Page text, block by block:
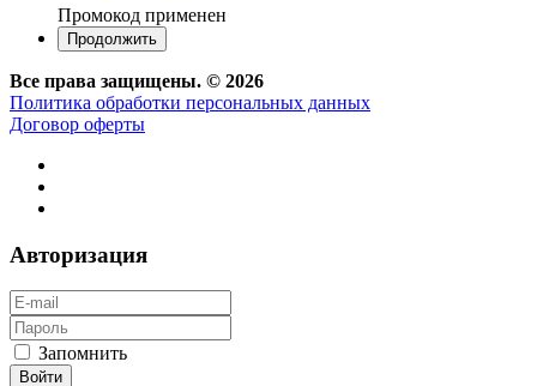
Промокод применен
Все права защищены. © 2026
Политика обработки персональных данных
Договор оферты
Авторизация
Запомнить